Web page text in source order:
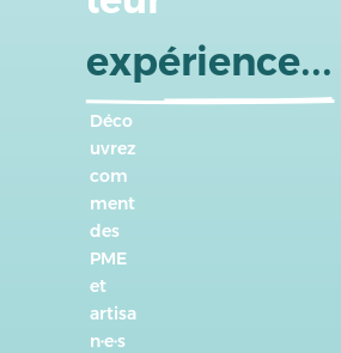
expérience...
Déco
uvrez
com
ment
des
PME
et
artisa
n·e·s